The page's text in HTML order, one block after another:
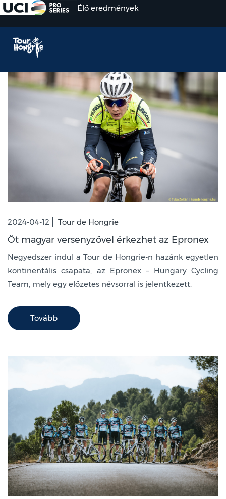
Élő eredmények
2024-04-12 Tour de Hongrie
Öt magyar versenyzővel érkezhet az Epronex
Negyedszer indul a Tour de Hongrie-n hazánk egyetlen
kontinentális csapata, az Epronex – Hungary Cycling
Team, mely egy előzetes névsorral is jelentkezett.
Tovább